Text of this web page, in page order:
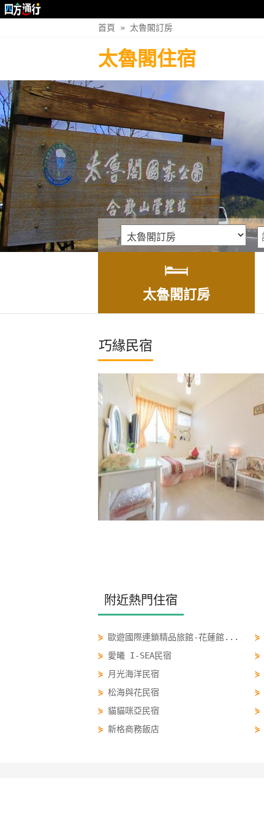
首頁 » 太魯閣訂房
太魯閣住宿
太魯閣訂房
巧緣民宿
附近熱門住宿
⋟ 歐遊國際連鎖精品旅館-花蓮館... ⋟
⋟ 愛曦 I-SEA民宿 ⋟
⋟
月光海洋民宿 ⋟
⋟ 松海與花民宿 ⋟
⋟ 貓貓咪亞民宿 ⋟
⋟ 新格商務飯店 ⋟